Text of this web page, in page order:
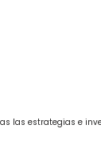
las estrategias e